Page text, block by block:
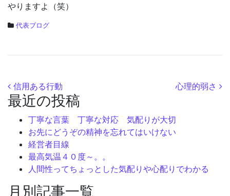
やりますよ（笑）
代表ブログ
投稿ナビゲーション
信用ある行動 心理的弱さ
最近の投稿
丁寧な言葉 丁寧な対応 気配りが大切
お先にどうぞの精神を忘れてはいけない
経営者目線
最高気温４０度～。。
人間性ってちょっとした気配りや心配りでわかる
月別記事一覧